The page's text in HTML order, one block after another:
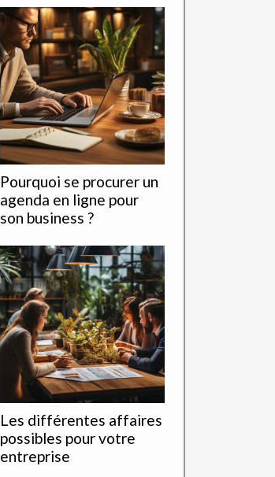
Pourquoi se procurer un
agenda en ligne pour
son business ?
Les différentes affaires
possibles pour votre
entreprise